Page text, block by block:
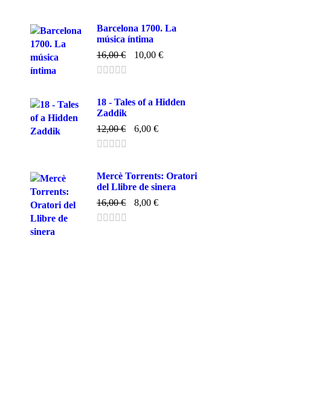
Barcelona 1700. La
música íntima
16,00€ 10,00 €
18 - Tales of a Hidden
Zaddik
12,00€ 6,00 €
Mercè Torrents: Oratori
del Llibre de sinera
16,00€ 8,00 €